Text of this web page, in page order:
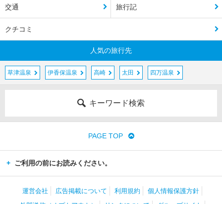
交通 旅行記
クチコミ
人気の旅行先
草津温泉 伊香保温泉 高崎 太田 四万温泉
キーワード検索
PAGE TOP
ご利用の前にお読みください。
運営会社 広告掲載について 利用規約
個人情報保護方針